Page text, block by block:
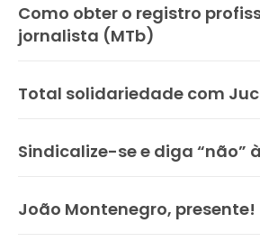
Como obter o registro
jornalista (MTb)
Total solidariedade com
Sindicalize-se e diga “não”
João Montenegro, presente!